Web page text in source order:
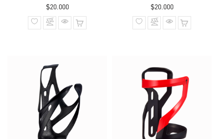
$20.000Precio
normal
$20.000Precio
normal